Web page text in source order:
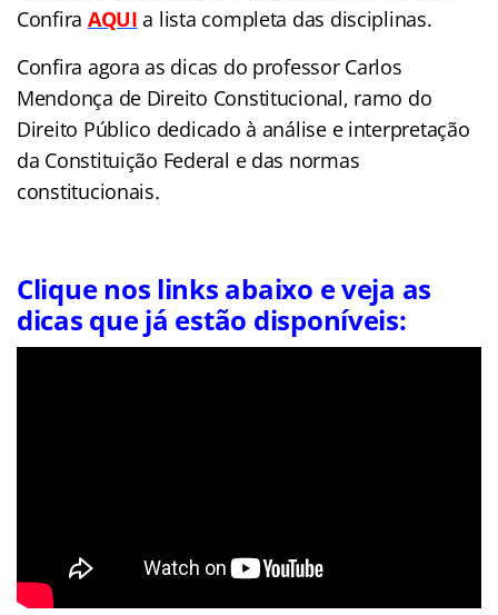
Confira AQUI a lista completa das disciplinas.
Confira agora as dicas do professor Carlos
Mendonça de Direito Constitucional, ramo do
Direito Público dedicado à análise e interpretação
da Constituição Federal e das normas
constitucionais.
Clique nos links abaixo e veja as
dicas que já estão disponíveis: